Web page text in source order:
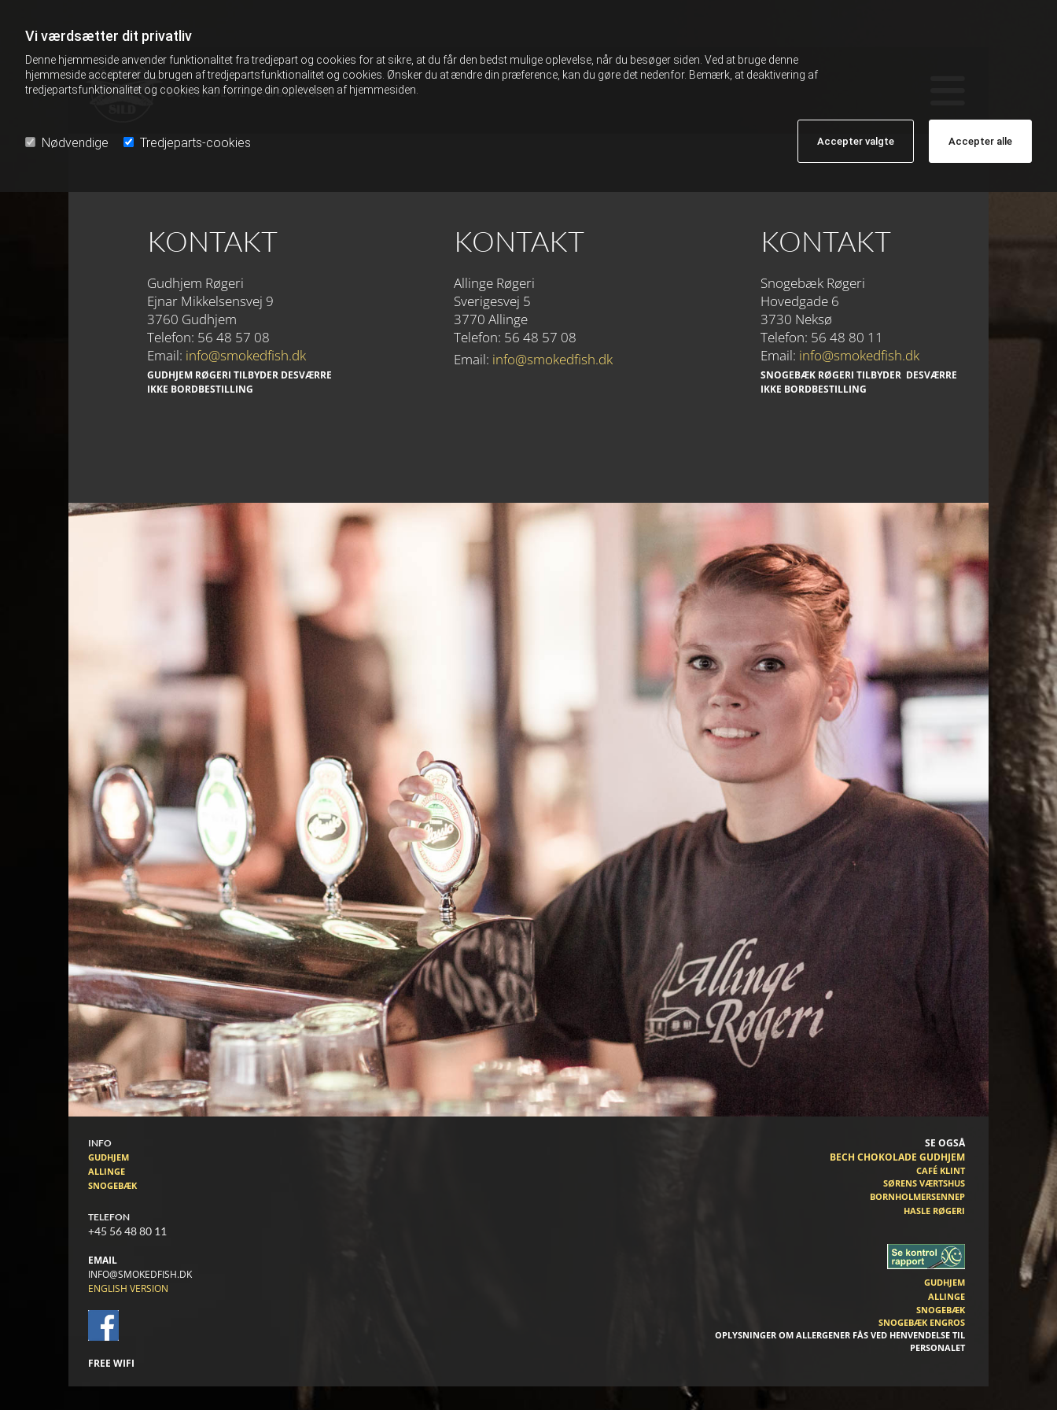
Vi værdsætter dit privatliv
Denne hjemmeside anvender funktionalitet fra tredjepart og cookies for at sikre, at du får den bedst mulige oplevelse, når du besøger siden. Ved at bruge denne
hjemmeside accepterer du brugen af tredjepartsfunktionalitet og cookies. Ønsker du at ændre din præference, kan du gøre det nedenfor. Bemærk, at deaktivering af
tredjepartsfunktionalitet og cookies kan forringe din oplevelsen af hjemmesiden.
Nødvendige Tredjeparts-cookies Accepter valgte Accepter alle
BORNHOLMER RØGERIERNE
KONTAKT
Gudhjem Røgeri
Ejnar Mikkelsensvej 9
3760 Gudhjem
Telefon: 56 48 57 08
Email: info@smokedfish.dk
GUDHJEM RØGERI TILBYDER DESVÆRRE
IKKE BORDBESTILLING
KONTAKT
Allinge Røgeri
Sverigesvej 5
3770 Allinge
Telefon: 56 48 57 08
Email: info@smokedfish.dk
KONTAKT
Snogebæk Røgeri
Hovedgade 6
3730 Neksø
Telefon: 56 48 80 11
Email: info@smokedfish.dk
SNOGEBÆK RØGERI TILBYDER DESVÆRRE
IKKE BORDBESTILLING
INFO
GUDHJEM
ALLINGE
SNOGEBÆK
TELEFON
+45 56 48 80 11
EMAIL
INFO@SMOKEDFISH.DK
ENGLISH VERSION
FREE WIFI
SE OGSÅ
BECH CHOKOLADE GUDHJEM
CAFÉ KLINT
SØRENS VÆRTSHUS
BORNHOLMERSENNEP
HASLE RØGERI
GUDHJEM
ALLINGE
SNOGEBÆK
SNOGEBÆK ENGROS
OPLYSNINGER OM ALLERGENER FÅS VED HENVENDELSE TIL
PERSONALET